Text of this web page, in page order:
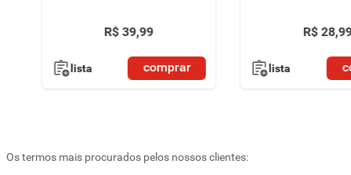
R$ 39,99
lista comprar
R$ 28,
lista
Os termos mais procurados pelos nossos clientes: